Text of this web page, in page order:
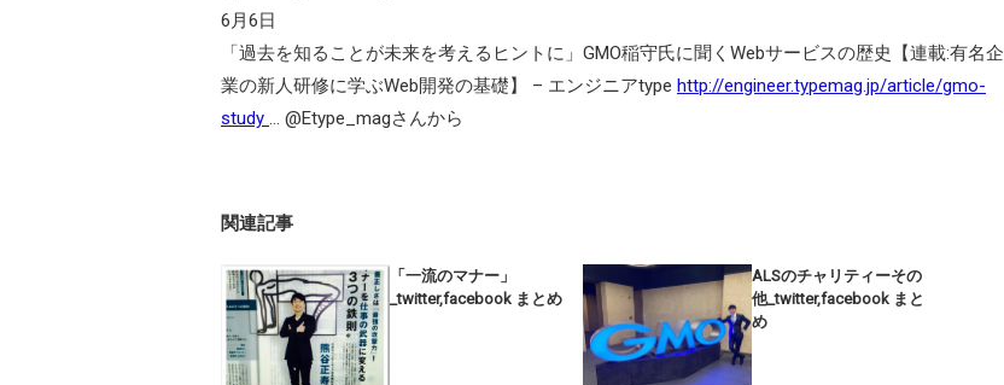
6月6日
「過去を知ることが未来を考えるヒントに」GMO稲守氏に聞くWebサービスの歴史【連載:有名企
業の新人研修に学ぶWeb開発の基礎】 – エンジニアtype http://engineer.typemag.jp/article/gmo-
study … @Etype_magさんから
関連記事
「一流のマナー」
_twitter,facebook まとめ
ALSのチャリティーその
他_twitter,facebook まと
め